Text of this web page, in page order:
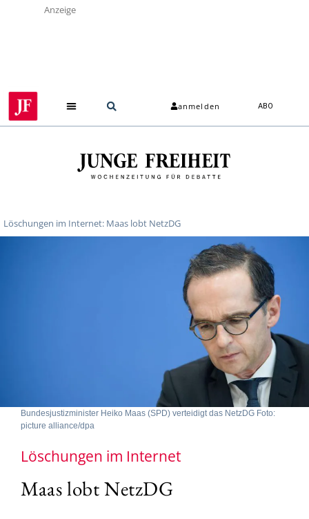
Anzeige
anmelden ABO
Löschungen im Internet: Maas lobt NetzDG
Bundesjustizminister Heiko Maas (SPD) verteidigt das NetzDG Foto:
picture alliance/dpa
Löschungen im Internet
Maas lobt NetzDG